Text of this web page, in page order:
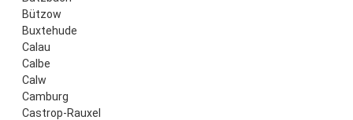
Bützow
Buxtehude
Calau
Calbe
Calw
Camburg
Castrop-Rauxel